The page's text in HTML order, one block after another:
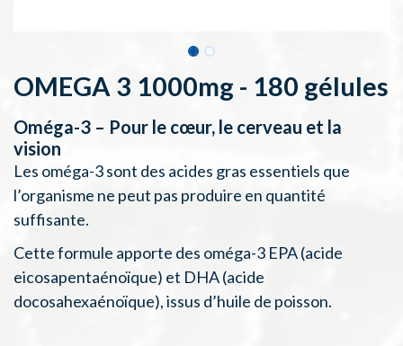
OMEGA 3 1000mg - 180 gélules
Oméga-3 – Pour le cœur, le cerveau et la
vision
Les oméga-3 sont des acides gras essentiels que
l’organisme ne peut pas produire en quantité
suffisante.
Cette formule apporte des oméga-3 EPA (acide
eicosapentaénoïque) et DHA (acide
docosahexaénoïque), issus d’huile de poisson.